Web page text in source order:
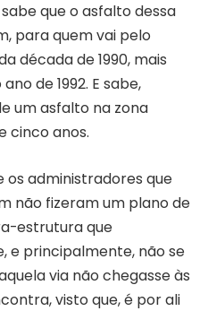
que o asfalto dessa
para quem vai pelo
década de 1990, mais
de 1992. E sabe,
um asfalto na zona
cinco anos.
os administradores que
não fizeram um plano de
estrutura que
e principalmente, não se
via não chegasse às
visto que, é por ali